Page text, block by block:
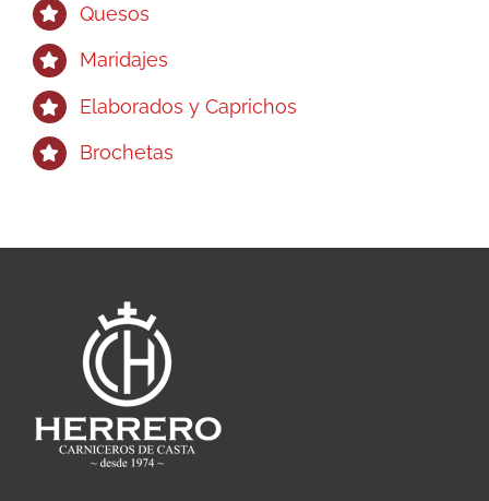
Quesos
Maridajes
Elaborados y Caprichos
Brochetas